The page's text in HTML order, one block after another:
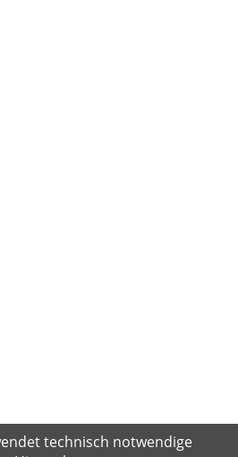
technisch notwendige